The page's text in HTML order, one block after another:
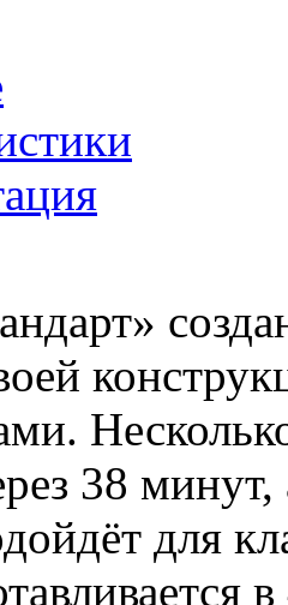
38
для